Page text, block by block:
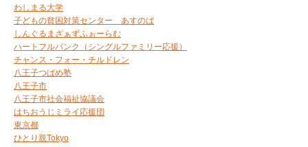
わしまる大学
子どもの貧困対策センター あすのば
しんぐるまざぁずふぉーらむ
ハートフルバンク（シングルファミリー応援）
チャンス・フォー・チルドレン
八王子つばめ塾
八王子市
八王子市社会福祉協議会
はちおうじミライ応援団
東京都
ひとり親Tokyo